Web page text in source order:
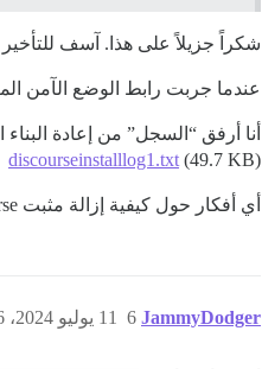
شكراً جزيلاً على هذا. آسف
عندما جربت رابط الوضع الآمن
أنا أرفق “السجل” من إعادة البناء
discourseinstalllog1.txt (49.7 KB)
أي أفكار حول كيفية إزالة مثبت Procourse بطريقة أخرى؟
JammyDodger 11 يوليو 2024، 10:36م 6